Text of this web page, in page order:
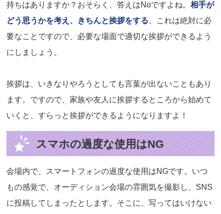
持ちはありますか？おそらく、答えはNoですよね。相手が
どう思うかを考え、きちんと挨拶をする 、これは絶対に必
要なことですので、必要な場面で適切な挨拶ができるよう
にしましょう。
挨拶は、いきなりやろうとしても言葉が出ないこともあり
ます。ですので、家族や友人に挨拶するところから始めて
いくと、すらっと挨拶ができるようになりますよ！
スマホの過度な使用はNG
会場内で、スマートフォンの過度な使用はNGです。いつ
もの感覚で、オーディション会場の雰囲気を撮影し、SNS
に投稿してしまったとします。そこに、写ってはいけない